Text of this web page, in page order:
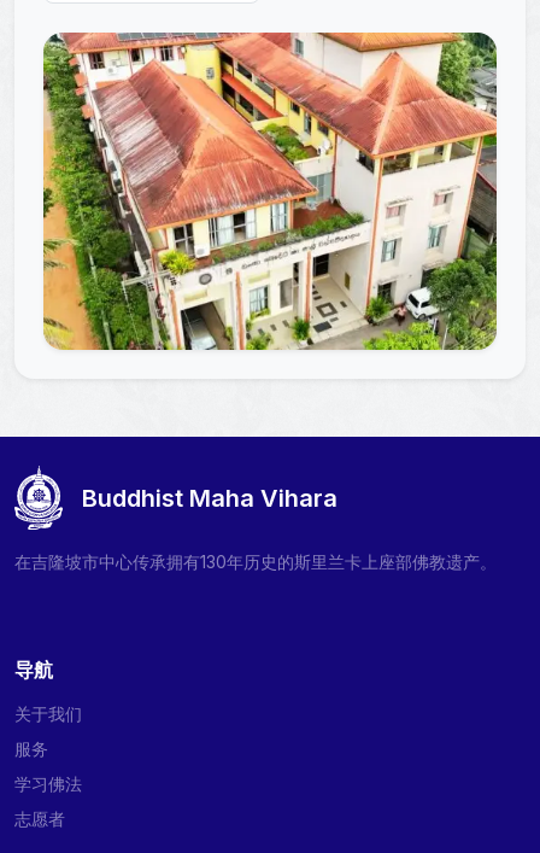
Buddhist Maha Vihara
在吉隆坡市中心传承拥有130年历史的斯里兰卡上座部佛教遗产。
导航
关于我们
服务
学习佛法
志愿者